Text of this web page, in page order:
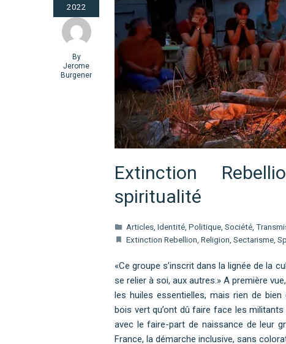
2022
By
Jerome
Burgener
Extinction
spiritualité
Articles Identité Politique Société
Extinction Rebellion Religion Sectarisme
«Ce groupe s’inscrit dans la lignée de la
se relier à soi, aux autres.» A première
les huiles essentielles, mais rien de
bois vert qu’ont dû faire face les militants
avec le faire-part de naissance de leur
France, la démarche inclusive, sans